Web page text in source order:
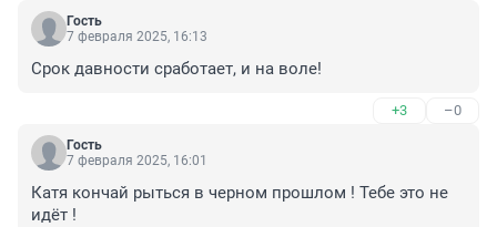
Гость
7 февраля 2025, 16:13
Срок давности сработает, и на воле!
+3 –0
Гость
7 февраля 2025, 16:01
Катя кончай рыться в черном прошлом ! Тебе это не
идёт !